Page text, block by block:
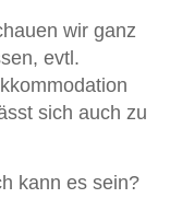
wir ganz
evtl.
sich auch zu
kann es sein?